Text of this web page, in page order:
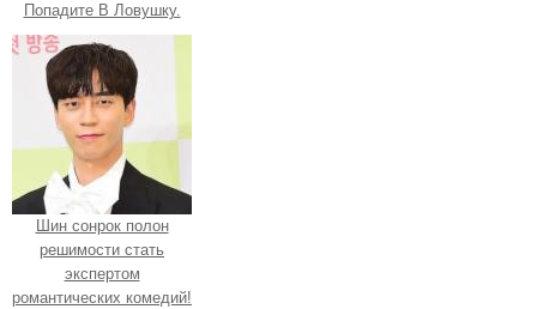
Попадите В Ловушку.
Шин сонрок полон
решимости стать
экспертом
романтических комедий!